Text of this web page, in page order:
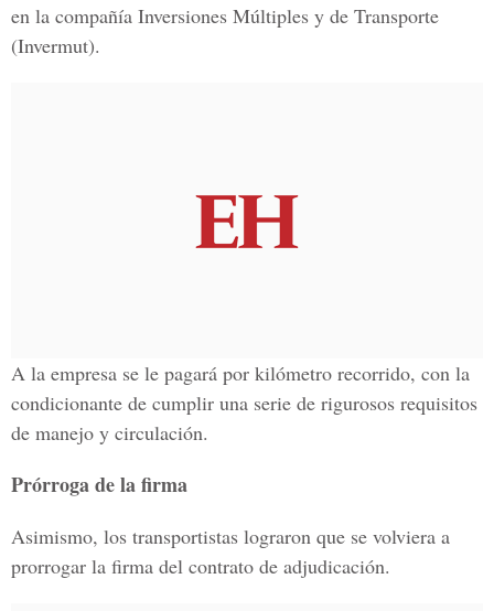
en la compañía Inversiones Múltiples y de Transporte
(Invermut).
A la empresa se le pagará por kilómetro recorrido, con la
condicionante de cumplir una serie de rigurosos requisitos
de manejo y circulación.
Prórroga de la firma
Asimismo, los transportistas lograron que se volviera a
prorrogar la firma del contrato de adjudicación.